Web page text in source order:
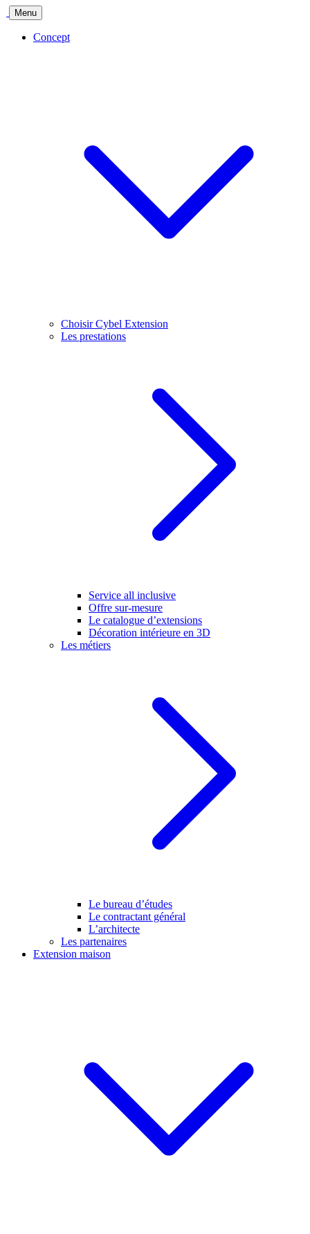
Menu
Concept
Choisir Cybel Extension
Les prestations
Service all inclusive
Offre sur-mesure
Le catalogue d’extensions
Décoration intérieure en 3D
Les métiers
Le bureau d’études
Le contractant général
L’architecte
Les partenaires
Extension maison